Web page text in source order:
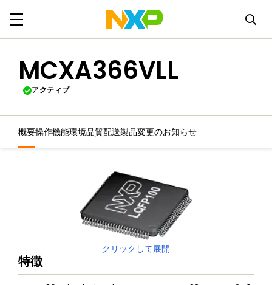
MCXA366VLL
アクティブ
概要操作機能環境品質配送製品変更のお知らせ
クリックして展開
特徴